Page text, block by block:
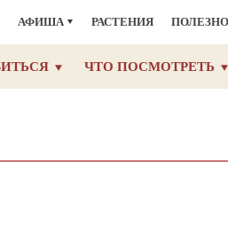
АФИША РАСТЕНИЯ
ЧТО ПОСМОТРЕТЬ